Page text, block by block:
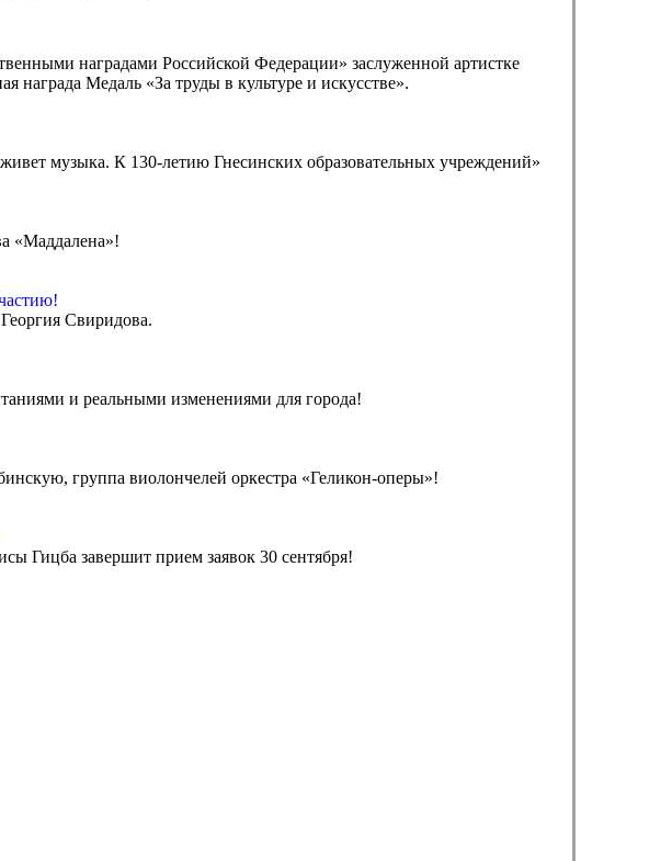
наградами Российской Федерации» заслуженной артистке
награда Медаль «За труды в культуре и искусстве».
музыка. К 130-летию Гнесинских образовательных учреждений»
«Маддалена»!
Свиридова.
и реальными изменениями для города!
группа виолончелей оркестра «Геликон-оперы»!
Гицба завершит прием заявок 30 сентября!